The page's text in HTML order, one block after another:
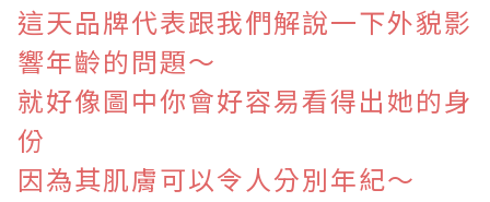
這天品牌代表跟我們解說一下外貌影
響年齡的問題～
就好像圖中你會好容易看得出她的身
份
因為其肌膚可以令人分別年紀～